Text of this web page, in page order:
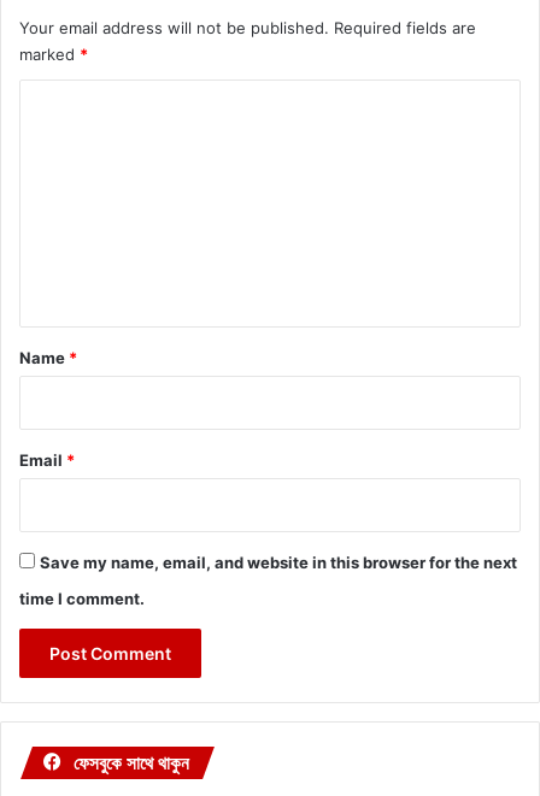
Your email address will not be published. Required fields are
marked *
*
Name *
Email *
Save my name, email, and website in this browser for the next
time I comment.
ফেসবুকে সাথে থাকুন